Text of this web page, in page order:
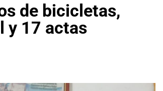
de bicicletas,
y 17 actas